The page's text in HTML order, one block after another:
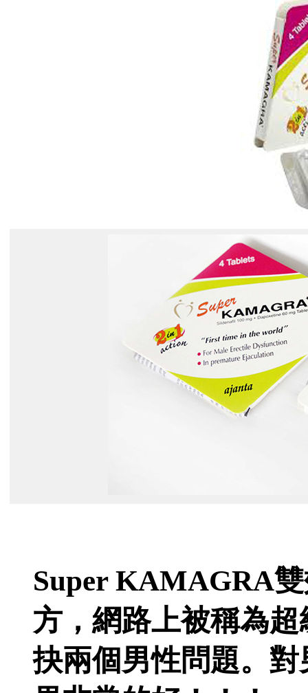
Super KAMAGRA
方，網路上被稱為
抉兩個男性問題。